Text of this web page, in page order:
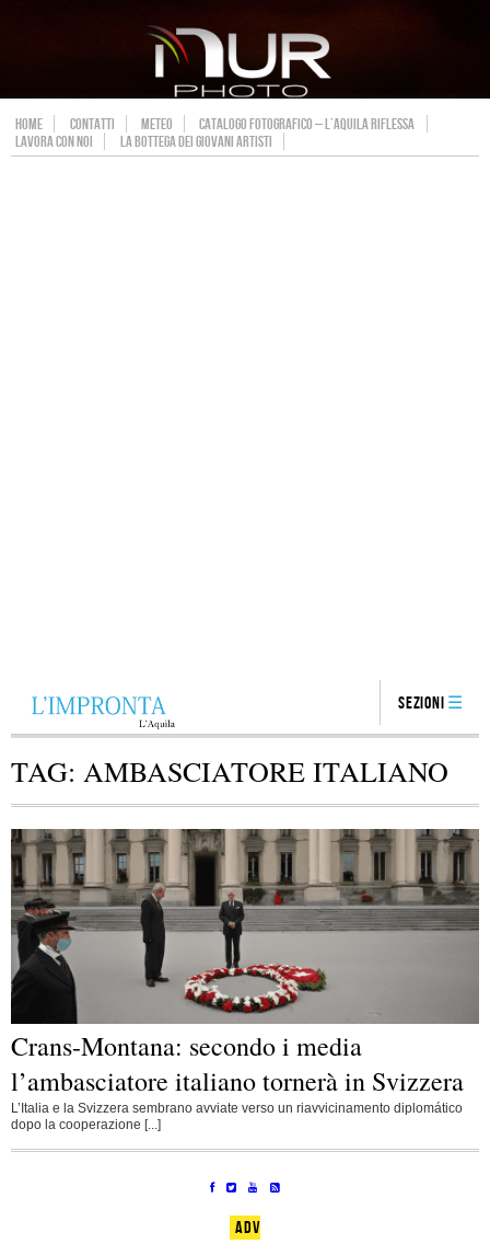
HOME CONTATTI METEO
CATALOGO FOTOGRAFICO – L’AQUILA RIFLESSA
LAVORA CON NOI
LA BOTTEGA DEI GIOVANI ARTISTI
Sezioni
TAG: AMBASCIATORE ITALIANO
Crans-Montana: secondo i media
l’ambasciatore italiano tornerà in Svizzera
L’Italia e la Svizzera sembrano avviate verso un riavvicinamento diplomático
dopo la cooperazione [...]
ADV